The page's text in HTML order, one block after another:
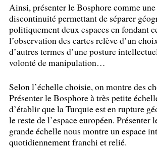
Ainsi, présenter le Bosphore comme
discontinuité permettant de séparer
politiquement deux espaces en fondant
l’observation des cartes relève d’un
d’autres termes d’une posture
volonté de manipulation…
Selon l’échelle choisie, on montre des
Présenter le Bosphore à très petite
d’établir que la Turquie est en rupture
le reste de l’espace européen. Présenter
grande échelle nous montre un espace
quotidiennement franchi et relié.